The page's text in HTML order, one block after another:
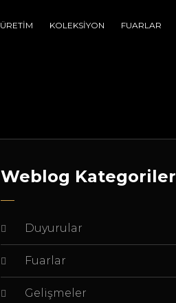
ÜRETİM KOLEKSİYON FUARLAR
Weblog Kategoriler
Duyurular
Fuarlar
Gelişmeler